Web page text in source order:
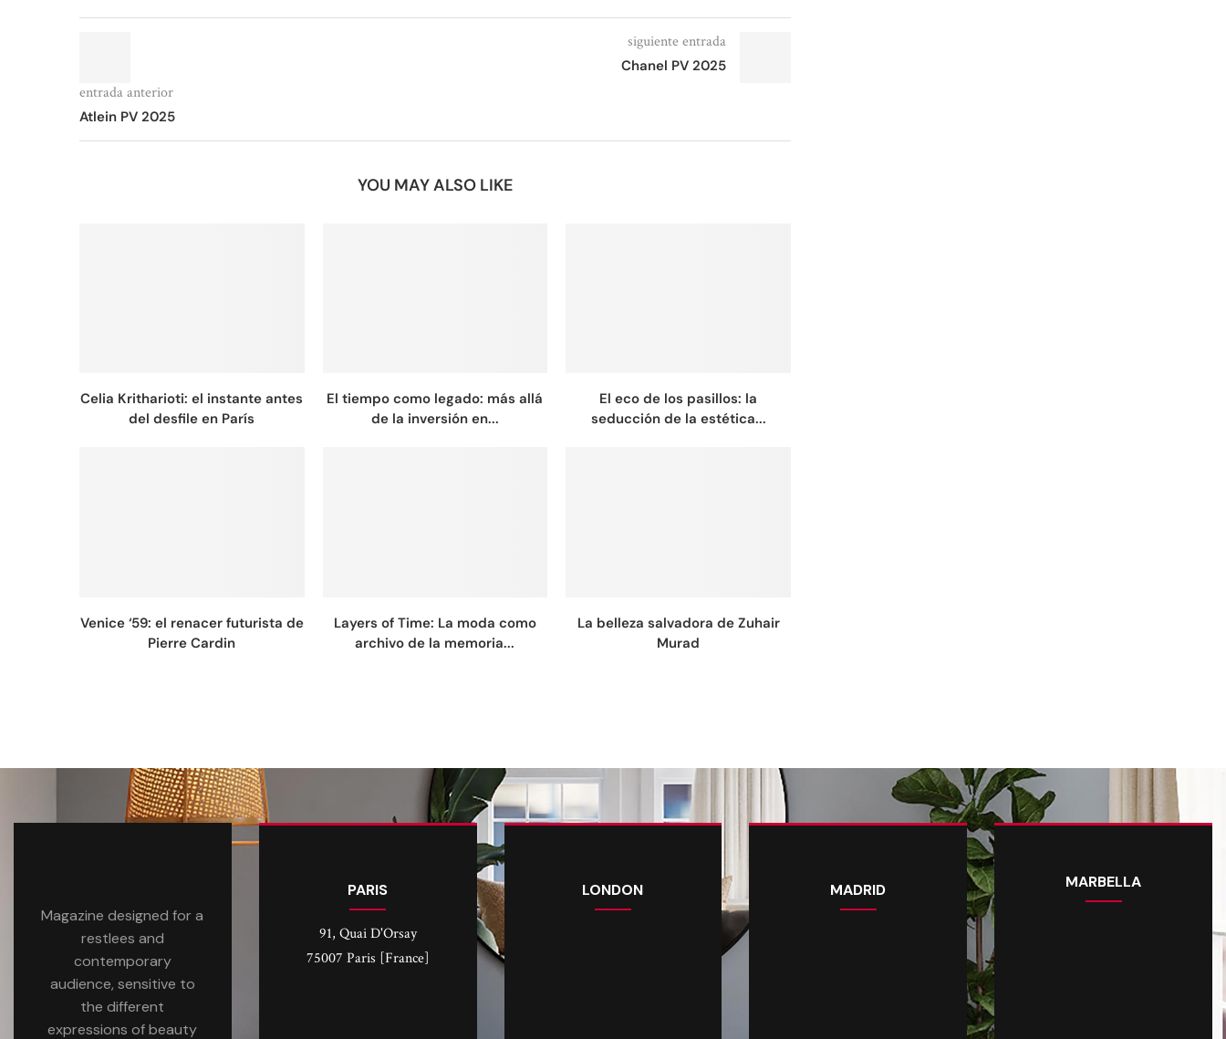
entrada anterior
Atlein PV 2025
siguiente entrada
Chanel PV 2025
YOU MAY ALSO LIKE
Celia Kritharioti: el instante antes
del desfile en París
El tiempo como legado: más allá
de la inversión en...
El eco de los pasillos: la
seducción de la estética...
Venice ‘59: el renacer futurista de
Pierre Cardin
Layers of Time: La moda como
archivo de la memoria...
La belleza salvadora de Zuhair
Murad
Magazine designed for a
restlees and
contemporary
audience, sensitive to
the different
expressions of beauty
PARIS
91, Quai D'Orsay
75007 Paris [France]
LONDON MADRID MARBELLA